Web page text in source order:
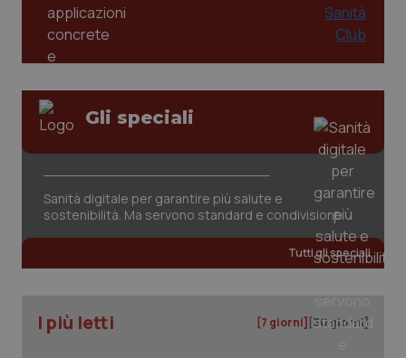
Salute orale & impianti
Sangue & coagulazione
Tiroide
Tumore ovarico
Tumori del Polmone & Testa Collo
Gli speciali
Sanità digitale per garantire più salute e
sostenibilità. Ma servono standard e condivisione
Tutti gli speciali
I più letti [7 giorni] [30 giorni]
funzionare correttamente senza questi cookie.
Nome
VISITOR_PRIVACY_METADATA
YouTube
5